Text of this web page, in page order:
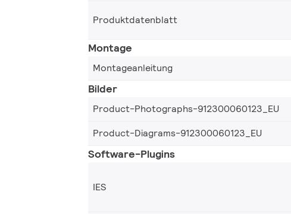
Produktdatenblatt
Montage
Montageanleitung
Bilder
Product-Photographs-912300060123_EU
Product-Diagrams-912300060123_EU
Software-Plugins
IES